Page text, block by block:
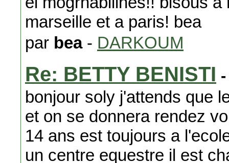
marseille et a paris! bea
par bea- DARKOUM
Re: BETTY BENISTI
bonjour soly j'attends que
et on se donnera rendez
14 ans est toujours a
un centre equestre il est